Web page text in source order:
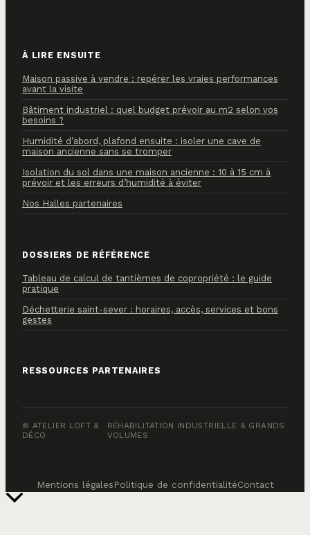
À LIRE ENSUITE
Maison passive à vendre : repérer les vraies performances
avant la visite
Bâtiment industriel : quel budget prévoir au m2 selon vos
besoins ?
Humidité d’abord, plafond ensuite : isoler une cave de
maison ancienne sans se tromper
Isolation du sol dans une maison ancienne : 10 à 15 cm à
prévoir et les erreurs d’humidité à éviter
Nos Halles partenaires
DOSSIERS DE RÉFÉRENCE
Tableau de calcul de tantièmes de copropriété : le guide
pratique
Déchetterie saint-sever : horaires, accès, services et bons
gestes
RESSOURCES PARTENAIRES
© ATELIER LOFT &
DÉCO
RÉHABILITATION INDUSTRIELLE & GRANDS
VOLUMES
Mentions légalesPolitique de confidentialitéContact